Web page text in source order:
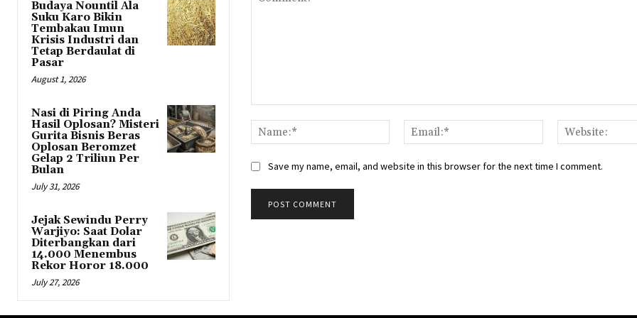
Budaya Nountil Ala
Suku Karo Bikin
Tembakau Imun
Krisis Industri dan
Tetap Berdaulat di
Pasar
August 1, 2026
Nasi di Piring Anda
Hasil Oplosan? Misteri
Gurita Bisnis Beras
Oplosan Beromzet
Gelap 2 Triliun Per
Bulan
July 31, 2026
Jejak Sewindu Perry
Warjiyo: Saat Dolar
Diterbangkan dari
14.000 Menembus
Rekor Horor 18.000
July 27, 2026
Name:*
Email:*
Save my name, email, and website in this browser for the next time I comment.